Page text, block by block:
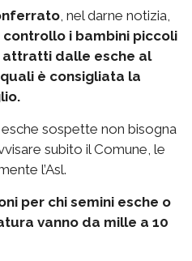
, nel darne notizia,
i bambini piccoli
dalle esche al
è consigliata la
sospette non bisogna
subito il Comune, le
l’Asl.
per chi semini esche o
vanno da mille a 10